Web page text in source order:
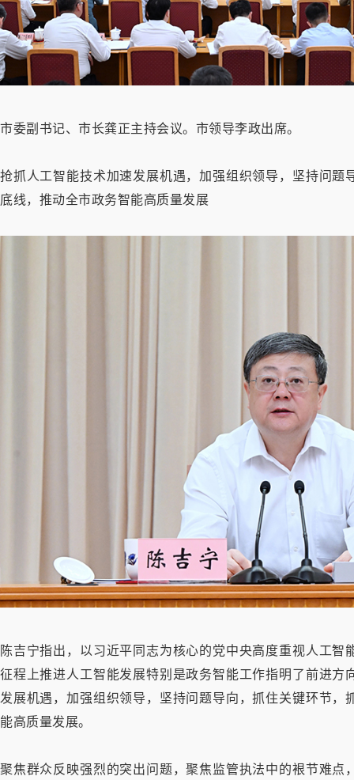
市委副书记、市长龚正主持会议。市领导李政出席。
抢抓人工智能技术加速发展机遇，加强组织领导，坚持问
底线，推动全市政务智能高质量发展
陈吉宁指出，以习近平同志为核心的党中央高度重视人工
征程上推进人工智能发展特别是政务智能工作指明了前进
发展机遇，加强组织领导，坚持问题导向，抓住关键环节
能高质量发展。
聚焦群众反映强烈的突出问题，聚焦监管执法中的裉节难